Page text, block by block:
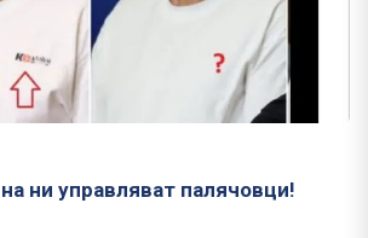
ни управляват палячовци!